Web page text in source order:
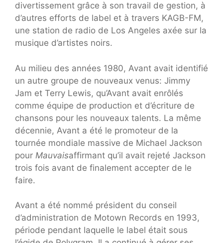
divertissement grâce à son travail de gestion, à
d’autres efforts de label et à travers KAGB-FM,
une station de radio de Los Angeles axée sur la
musique d’artistes noirs.
Au milieu des années 1980, Avant avait identifié
un autre groupe de nouveaux venus: Jimmy
Jam et Terry Lewis, qu’Avant avait enrôlés
comme équipe de production et d’écriture de
chansons pour les nouveaux talents. La même
décennie, Avant a été le promoteur de la
tournée mondiale massive de Michael Jackson
pour Mauvaisaffirmant qu’il avait rejeté Jackson
trois fois avant de finalement accepter de le
faire.
Avant a été nommé président du conseil
d’administration de Motown Records en 1993,
période pendant laquelle le label était sous